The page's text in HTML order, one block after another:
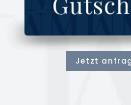
Jetzt